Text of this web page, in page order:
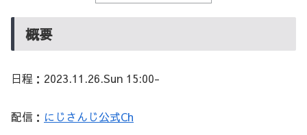
概要
日程：2023.11.26.Sun 15:00-
配信： にじさんじ公式Ch